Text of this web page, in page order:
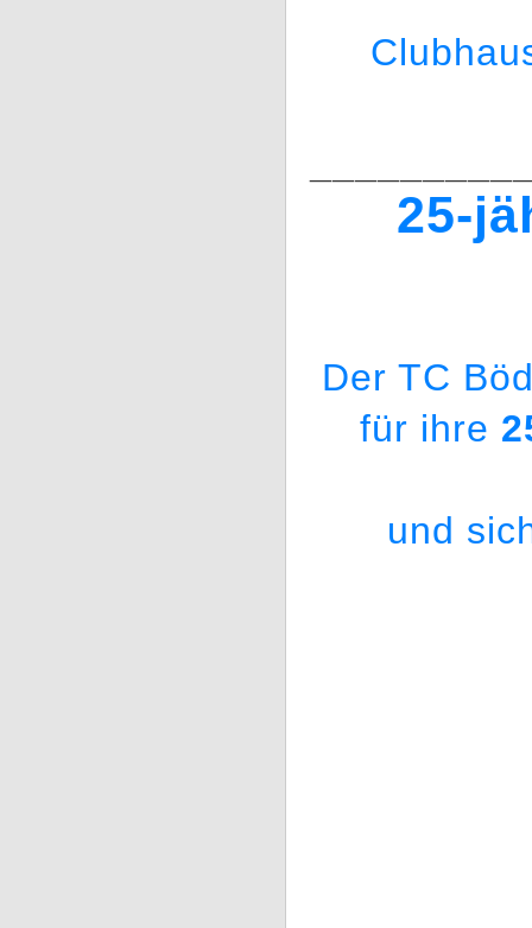
25-
Der TC
für ihre
und